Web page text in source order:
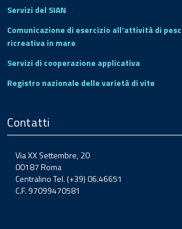
Servizi del SIAN
Comunicazione di esercizio all'attività di
ricreativa in mare
Servizi di cooperazione applicativa
Registro nazionale delle varietà di vite
Contatti
Via XX Settembre, 20
00187 Roma
Centralino Tel. (+39) 06.46651
C.F. 97099470581